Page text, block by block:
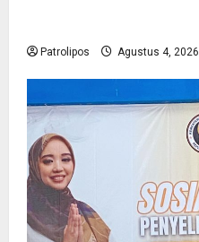
Patrolipos Agustus 4, 2026